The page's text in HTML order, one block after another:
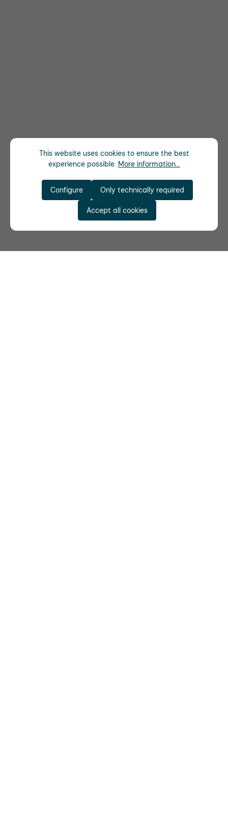
This website uses cookies to ensure the best
experience possible. More information...
Only technically required
Configure
Accept all cookies